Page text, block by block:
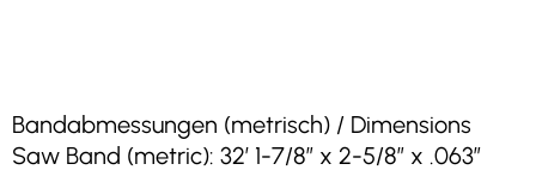
Bandabmessungen (metrisch) / Dimensions
Saw Band (metric): 32′ 1-7/8″ x 2-5/8″ x .063″